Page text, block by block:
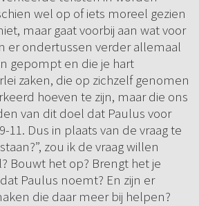
wel op of iets moreel gezien
maar gaat voorbij aan wat voor
er ondertussen verder allemaal
gepompt en die je hart
zaken, die op zichzelf genomen
hoeven te zijn, maar die ons
van dit doel dat Paulus voor
11. Dus in plaats van de vraag te
zou ik de vraag willen
Bouwt het op? Brengt het je
Paulus noemt? En zijn er
die daar meer bij helpen?